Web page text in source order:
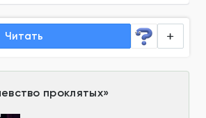
Читать
проклятых»